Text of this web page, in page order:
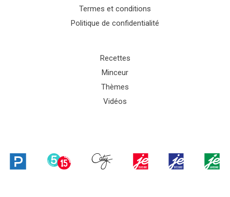
Termes et conditions
Politique de confidentialité
Recettes
Minceur
Thèmes
Vidéos